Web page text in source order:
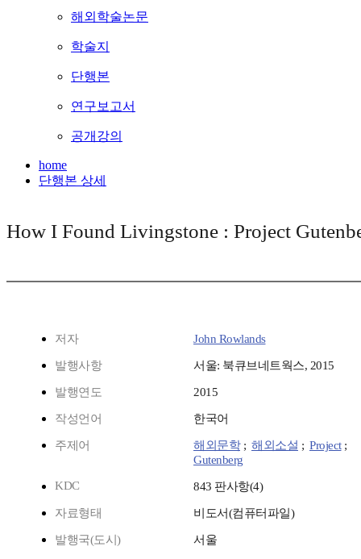
해외학술논문
학술지
단행본
연구보고서
공개강의
home
단행본 상세
How I Found Livingstone : Project
저자 John Rowlands
발행사항 서울: 북큐브네트웍스, 2015
발행연도 2015
작성언어 한국어
주제어 해외문학; 해외소설 ; Project;
Gutenberg
KDC
843 판사항(4)
자료형태 비도서(컴퓨터파일)
발행국(도시) 서울